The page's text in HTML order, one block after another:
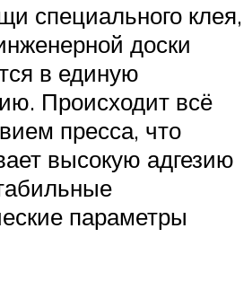
специального клея,
доски
в единую
Происходит всё
пресса, что
высокую адгезию
параметры